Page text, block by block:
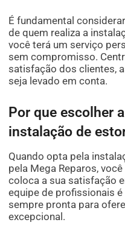
É fundamental
de quem realiza a
você terá um serviço
sem compromisso.
satisfação dos clientes,
seja levado em conta.
Por que escolher
instalação de
Quando opta pela
pela Mega Reparos,
coloca a sua satisfação
equipe de profissionais
sempre pronta para
excepcional.